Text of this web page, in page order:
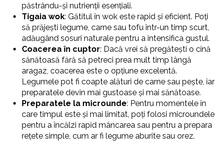
păstrându-și nutrienții esențiali.
Tigaia wok: Gătitul în wok este rapid și eficient. Poți
să prăjești legume, carne sau tofu într-un timp scurt,
adăugând sosuri naturale pentru a intensifica gustul.
Coacerea în cuptor: Dacă vrei să pregătești o cină
sănătoasă fără să petreci prea mult timp lângă
aragaz, coacerea este o opțiune excelentă.
Legumele pot fi coapte alături de carne sau pește, iar
preparatele devin mai gustoase și mai sănătoase.
Preparatele la microunde: Pentru momentele în
care timpul este și mai limitat, poți folosi microundele
pentru a încălzi rapid mâncarea sau pentru a prepara
rețete simple, cum ar fi legume aburite sau orez.